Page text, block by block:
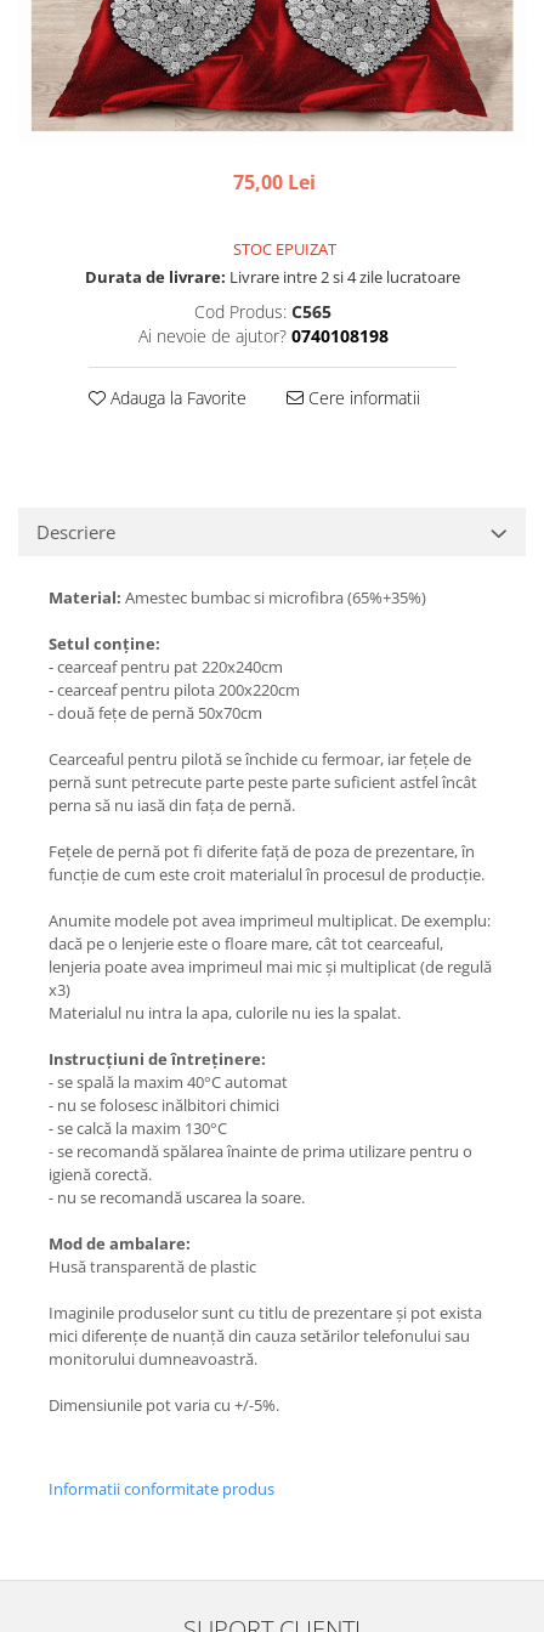
75,00 Lei
STOC EPUIZAT
Durata de livrare: Livrare intre 2 si 4 zile lucratoare
Cod Produs: C565
Ai nevoie de ajutor? 0740108198
Adauga la Favorite Cere informatii
Descriere
Material: Amestec bumbac si microfibra (65%+35%)
Setul conține:
- cearceaf pentru pat 220x240cm
- cearceaf pentru pilota 200x220cm
- două fețe de pernă 50x70cm
Cearceaful pentru pilotă se închide cu fermoar, iar fețele de
pernă sunt petrecute parte peste parte suficient astfel încât
perna să nu iasă din fața de pernă.
Fețele de pernă pot fi diferite față de poza de prezentare, în
funcție de cum este croit materialul în procesul de producție.
Anumite modele pot avea imprimeul multiplicat. De exemplu:
dacă pe o lenjerie este o floare mare, cât tot cearceaful,
lenjeria poate avea imprimeul mai mic și multiplicat (de regulă
x3)
Materialul nu intra la apa, culorile nu ies la spalat.
Instrucțiuni de întreținere:
- se spală la maxim 40°C automat
- nu se folosesc inălbitori chimici
- se calcă la maxim 130°C
- se recomandă spălarea înainte de prima utilizare pentru o
igienă corectă.
- nu se recomandă uscarea la soare.
Mod de ambalare:
Husă transparentă de plastic
Imaginile produselor sunt cu titlu de prezentare și pot exista
mici diferențe de nuanță din cauza setărilor telefonului sau
monitorului dumneavoastră.
Dimensiunile pot varia cu +/-5%.
Informatii conformitate produs